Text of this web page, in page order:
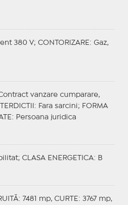
380 V; CONTORIZARE : Gaz,
vanzare cumparare,
: Fara sarcini; FORMA
: Persoana juridica
CLASA ENERGETICA: B
7481 mp, CURTE: 3767 mp,